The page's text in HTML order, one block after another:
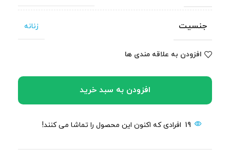
جنسیت زنانه
افزودن به علاقه مندی ها
افزودن به سبد خرید
19 افرادی که اکنون این محصول را تماشا می کنند!